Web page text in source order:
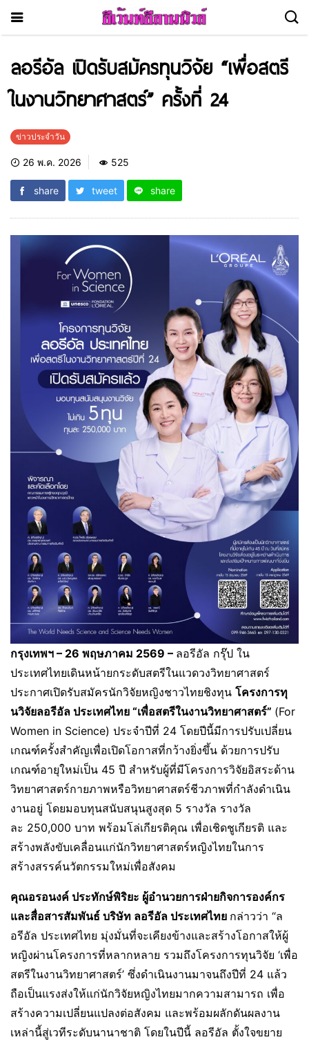
ลอรีอัล เปิดรับสมัครทุนวิจัย “เพื่อสตรี
ในงานวิทยาศาสตร์” ครั้งที่ 24
ข่าวประจำวัน
26 พ.ค. 2026 525
share tweet share
กรุงเทพฯ – 26 พฤษภาคม 2569 – ลอรีอัล กรุ๊ป ใน
ประเทศไทยเดินหน้ายกระดับสตรีในแวดวงวิทยาศาสตร์
ประกาศเปิดรับสมัครนักวิจัยหญิงชาวไทยชิงทุน โครงการทุ
นวิจัยลอรีอัล ประเทศไทย “เพื่อสตรีในงานวิทยาศาสตร์” (For
Women in Science) ประจำปีที่ 24 โดยปีนี้มีการปรับเปลี่ยน
เกณฑ์ครั้งสำคัญเพื่อเปิดโอกาสที่กว้างยิ่งขึ้น ด้วยการปรับ
เกณฑ์อายุใหม่เป็น 45 ปี สำหรับผู้ที่มีโครงการวิจัยอิสระด้าน
วิทยาศาสตร์กายภาพหรือวิทยาศาสตร์ชีวภาพที่กำลังดำเนิน
งานอยู่ โดยมอบทุนสนับสนุนสูงสุด 5 รางวัล รางวัล
ละ 250,000 บาท พร้อมโล่เกียรติคุณ เพื่อเชิดชูเกียรติ และ
สร้างพลังขับเคลื่อนแก่นักวิทยาศาสตร์หญิงไทยในการ
สร้างสรรค์นวัตกรรมใหม่เพื่อสังคม
คุณอรอนงค์ ประทักษ์พิริยะ ผู้อำนวยการฝ่ายกิจการองค์กร
และสื่อสารสัมพันธ์ บริษัท ลอรีอัล ประเทศไทย กล่าวว่า “ล
อรีอัล ประเทศไทย มุ่งมั่นที่จะเคียงข้างและสร้างโอกาสให้ผู้
หญิงผ่านโครงการที่หลากหลาย รวมถึงโครงการทุนวิจัย ‘เพื่อ
สตรีในงานวิทยาศาสตร์’ ซึ่งดำเนินงานมาจนถึงปีที่ 24 แล้ว
ถือเป็นแรงส่งให้แก่นักวิจัยหญิงไทยมากความสามารถ เพื่อ
สร้างความเปลี่ยนแปลงต่อสังคม และพร้อมผลักดันผลงาน
เหล่านี้สู่เวทีระดับนานาชาติ โดยในปีนี้ ลอรีอัล ตั้งใจขยาย